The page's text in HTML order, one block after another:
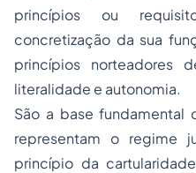
princípios ou
concretização da sua
princípios norteadores
literalidade e autonomia.
São a base
representam o regime
princípio da